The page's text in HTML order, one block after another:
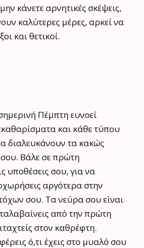
κάνετε αρνητικές σκέψεις,
καλύτερες μέρες, αρκεί να
και θετικοί.
Πέμπτη ευνοεί
και κάθε τύπου
διαλευκάνουν τα κακώς
σου. Βάλε σε πρώτη
υποθέσεις σου, για να
αργότερα στην
σου. Τα νεύρα σου είναι
από την πρώτη
στον καθρέφτη.
ό,τι έχεις στο μυαλό σου